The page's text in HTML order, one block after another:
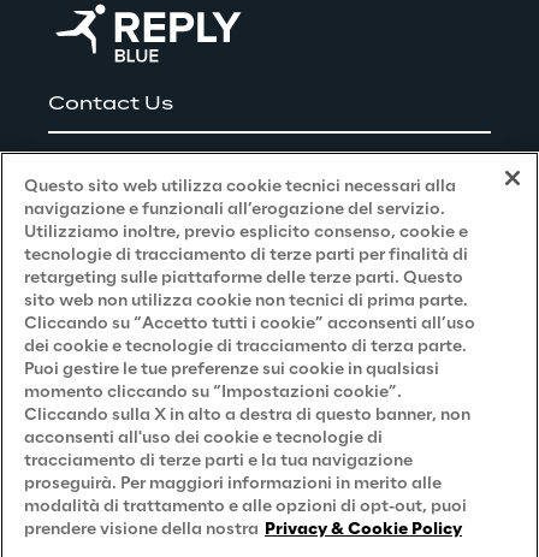
Contact Us
Privacy and Legal
Privacy & Cookie Policy
Privacy Notice(Candidato)
Privacy Notice(Cliente)
Privacy Notice(Fornitore)
Privacy Notice(Marketing)
Accessibilità
Questo sito web utilizza cookie tecnici necessari alla
navigazione e funzionali all’erogazione del servizio.
Utilizziamo inoltre, previo esplicito consenso, cookie e
tecnologie di tracciamento di terze parti per finalità di
retargeting sulle piattaforme delle terze parti. Questo
sito web non utilizza cookie non tecnici di prima parte.
Cliccando su “Accetto tutti i cookie” acconsenti all’uso
dei cookie e tecnologie di tracciamento di terza parte.
Puoi gestire le tue preferenze sui cookie in qualsiasi
momento cliccando su “Impostazioni cookie”.
Cliccando sulla X in alto a destra di questo banner, non
acconsenti all'uso dei cookie e tecnologie di
tracciamento di terze parti e la tua navigazione
proseguirà. Per maggiori informazioni in merito alle
modalità di trattamento e alle opzioni di opt-out, puoi
prendere visione della nostra Privacy & Cookie Policy